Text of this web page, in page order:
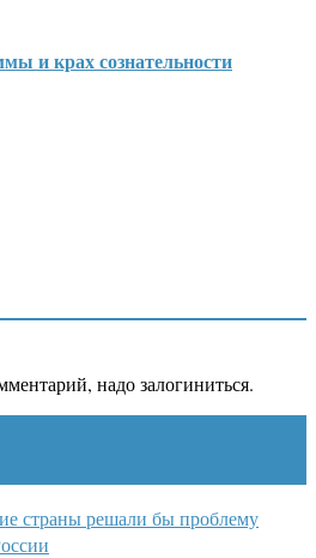
и крах сознательности
надо залогиниться.
страны решали бы проблему